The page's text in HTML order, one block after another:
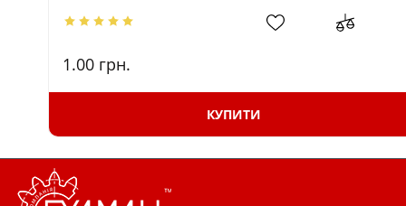
1.00 грн.
КУПИТИ